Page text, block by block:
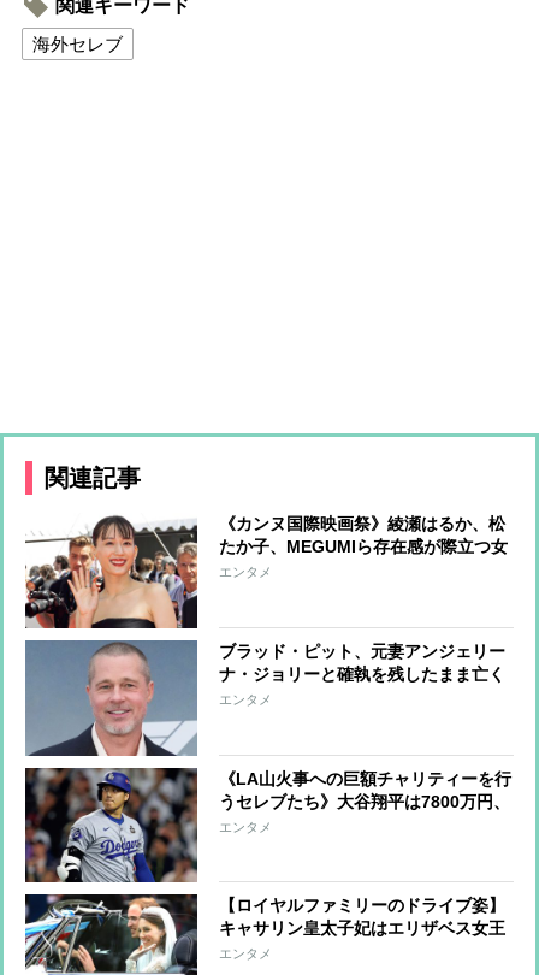
関連キーワード
海外セレブ
関連記事
《カンヌ国際映画祭》綾瀬はるか、松
たか子、MEGUMIら存在感が際立つ女
優たちのファッションをチェック
エンタメ
ブラッド・ピット、元妻アンジェリー
ナ・ジョリーと確執を残したまま亡く
なった母への思い「母には悪意など微
エンタメ
《LA山火事への巨額チャリティーを行
うセレブたち》大谷翔平は7800万円、
ビヨンセは3億9000万円寄付、レディ
エンタメ
【ロイヤルファミリーのドライブ姿】
キャサリン皇太子妃はエリザベス女王
とも縁のあるレンジローバーを運転、
エンタメ